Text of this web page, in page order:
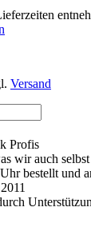
Versand
Profis
wir auch
bestellt und